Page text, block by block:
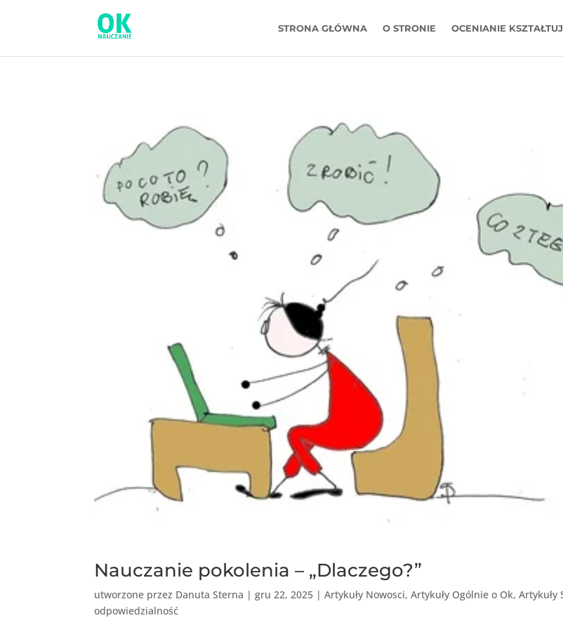
STRONA GŁÓWNA O STRONIE OCENIANIE
Nauczanie pokolenia – „Dlaczego?”
utworzone przez Danuta Sterna |gru 22, 2025 |Artykuły Nowosci,Artykuły Ogólnie o Ok,Artykuły
odpowiedzialność